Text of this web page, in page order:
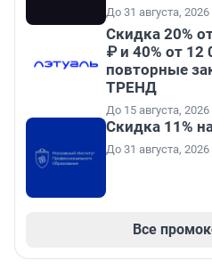
До 31 августа, 2026
Скидка 20%
₽ и 40% от 12
повторные
ТРЕНД
До 15 августа, 2026
Скидка 11%
До 31 августа, 2026
Все